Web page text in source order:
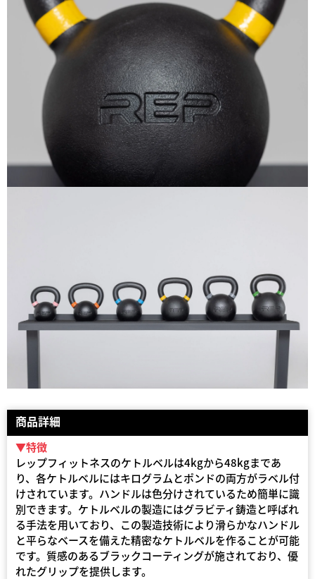
商品詳細
▼特徴
レップフィットネスのケトルベルは4kgから48kgまであ
り、各ケトルベルにはキログラムとポンドの両方がラベル付
けされています。ハンドルは色分けされているため簡単に識
別できます。ケトルベルの製造にはグラビティ鋳造と呼ばれ
る手法を用いており、この製造技術により滑らかなハンドル
と平らなベースを備えた精密なケトルベルを作ることが可能
です。質感のあるブラックコーティングが施されており、優
れたグリップを提供します。